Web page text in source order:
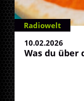
Radiowelt
10.02.2026
Was du über